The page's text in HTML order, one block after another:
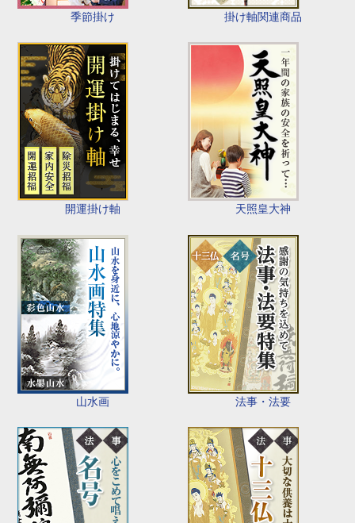
季節掛け 掛け軸関連商品
開運掛け軸 天照皇大神
山水画 法事・法要